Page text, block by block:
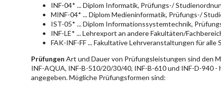
INF-04* ... Diplom Informatik, Prüfungs-/
MINF-04* ... Diplom Medieninformatik, Prüfungs-/
IST-05* ... Diplom Informationssystemtechnik,
INF-LE* ... Lehrexport an andere Fakultäten/
FAK-INF-FF ... Fakultative Lehrveranstaltungen für
Prüfungen Art und Dauer von Prüfungsleistungen sind den
INF-AQUA, INF-B-510/20/30/40, INF-B-610 und INF-D-940
angegeben. Mögliche Prüfungsformen sind: